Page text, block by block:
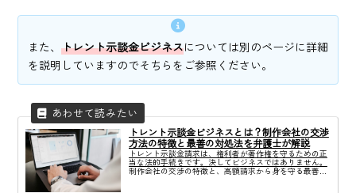
また、 トレント示談金ビジネスについては別のページに詳細
を説明していますのでそちらをご参照ください。
トレント示談金ビジネスとは？制作会社の交渉
方法の特徴と最善の対処法を弁護士が解説
トレント示談金請求は、権利者が著作権を守るための正
当な法的手続きです。決してビジネスではありません。
制作会社の交渉の特徴と、高額請求から身を守る最善の